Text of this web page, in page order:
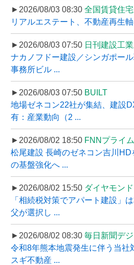
►2026/08/03 08:30 全国賃貸住
リアルエステート、不動産再生
►2026/08/03 07:50 日刊建設工
ナカノフドー建設／シンガポー
事務所ビル ...
►2026/08/03 07:50 BUILT
地場ゼネコン22社が集結、建設
有：産業動向（2 ...
►2026/08/02 18:50 FNNプライ
松尾建設 長崎のゼネコン吉川HD
の基盤強化へ ...
►2026/08/02 15:50 ダイヤモン
「相続税対策でアパート建設」
父が選択し ...
►2026/08/02 08:30 毎日新聞デ
令和8年熊本地震発生に伴う当社
スギ不動産 ...